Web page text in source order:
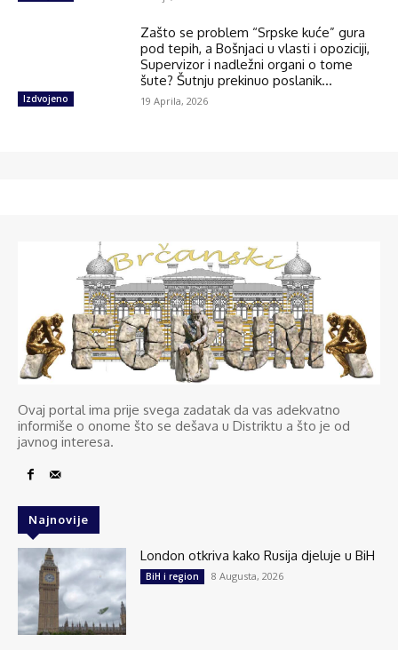
Izdvojeno
Zašto se problem “Srpske kuće” gura
pod tepih, a Bošnjaci u vlasti i opoziciji,
Supervizor i nadležni organi o tome
šute? Šutnju prekinuo poslanik...
19 Aprila, 2026
Ovaj portal ima prije svega zadatak da vas adekvatno
informiše o onome što se dešava u Distriktu a što je od
javnog interesa.
Najnovije
London otkriva kako Rusija djeluje u BiH
BiH i region 8 Augusta, 2026